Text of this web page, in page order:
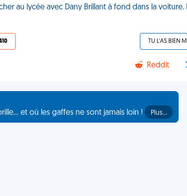
au lycée avec Dany Brillant à fond dans la
TU L'AS BIEN
Reddit
et où les gaffes ne sont jamais loin !
Plus…